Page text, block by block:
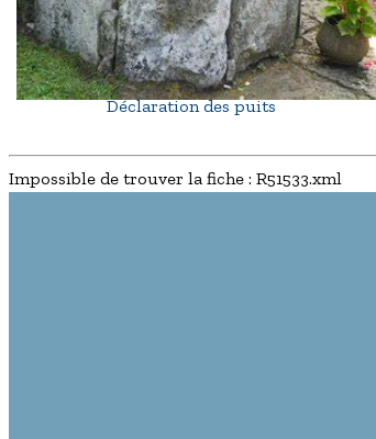
Déclaration des puits
Impossible de trouver la fiche : R51533.xml